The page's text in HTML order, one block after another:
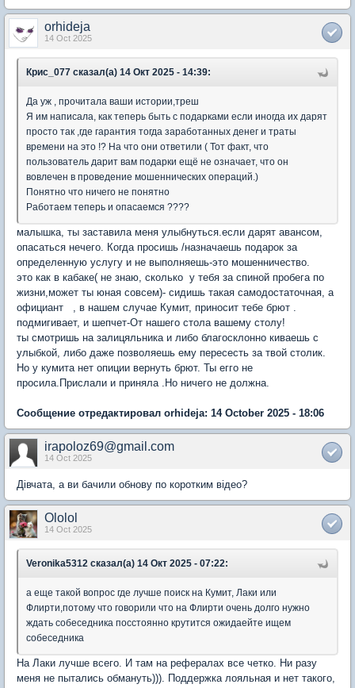
orhideja
14 Oct 2025
Крис_077 сказал(а) 14 Окт 2025 - 14:39:
Да уж , прочитала ваши истории,треш
Я им написала, как теперь быть с подарками если иногда их дарят
просто так ,где гарантия тогда заработанных денег и траты
времени на это !? На что они ответили ( Тот факт, что
пользователь дарит вам подарки ещё не означает, что он
вовлечен в проведение мошеннических операций.)
Понятно что ничего не понятно
Работаем теперь и опасаемся ????
малышка, ты заставила меня улыбнуться.если дарят авансом,
опасаться нечего. Когда просишь /назначаешь подарок за
определенную услугу и не выполняешь-это мошенничество.
это как в кабаке( не знаю, сколько у тебя за спиной пробега по
жизни,может ты юная совсем)- сидишь такая самодостаточная, а
официант , в нашем случае Кумит, приносит тебе брют .
подмигивает, и шепчет-От нашего стола вашему столу!
ты смотришь на залицяльника и либо благосклонно киваешь с
улыбкой, либо даже позволяешь ему пересесть за твой столик.
Но у кумита нет опиции вернуть брют. Ты егго не
просила.Прислали и приняла .Но ничего не должна.
Сообщение отредактировал orhideja: 14 October 2025 - 18:06
irapoloz69@gmail.com
14 Oct 2025
Дівчата, а ви бачили обнову по коротким відео?
Ololol
14 Oct 2025
Veronika5312 сказал(а) 14 Окт 2025 - 07:22:
а еще такой вопрос где лучше поиск на Кумит, Лаки или
Флирти,потому что говорили что на Флирти очень долго нужно
ждать собеседника посстоянно крутится ожидаейте ищем
собеседника
На Лаки лучше всего. И там на рефералах все четко. Ни разу
меня не пытались обмануть))). Поддержка лояльная и нет такого,